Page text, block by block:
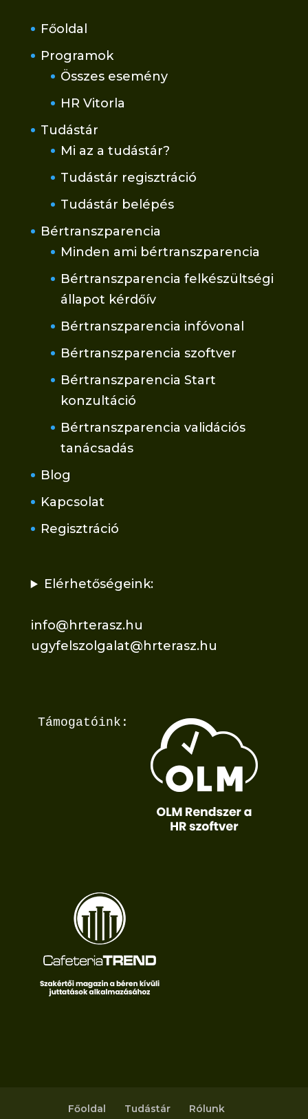
Főoldal
Programok
Összes esemény
HR Vitorla
Tudástár
Mi az a tudástár?
Tudástár regisztráció
Tudástár belépés
Bértranszparencia
Minden ami bértranszparencia
Bértranszparencia felkészültségi
állapot kérdőív
Bértranszparencia infóvonal
Bértranszparencia szoftver
Bértranszparencia Start
konzultáció
Bértranszparencia validációs
tanácsadás
Blog
Kapcsolat
Regisztráció
Elérhetőségeink:
info@hrterasz.hu
ugyfelszolgalat@hrterasz.hu
Támogatóink:
Főoldal Tudástár Rólunk